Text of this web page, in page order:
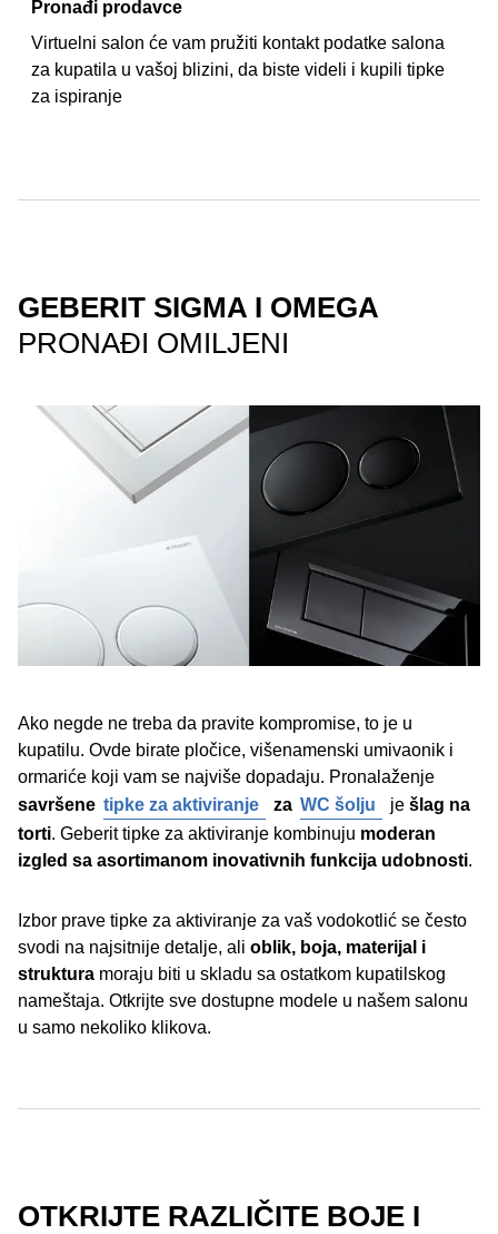
Pronađi prodavce
Virtuelni salon će vam pružiti kontakt podatke salona
za kupatila u vašoj blizini, da biste videli i kupili tipke
za ispiranje
GEBERIT SIGMA I OMEGA
PRONAĐI OMILJENI
Ako negde ne treba da pravite kompromise, to je u
kupatilu. Ovde birate pločice, višenamenski umivaonik i
ormariće koji vam se najviše dopadaju. Pronalaženje
savršene tipke za aktiviranje za WC šolju je šlag na
torti. Geberit tipke za aktiviranje kombinuju moderan
izgled sa asortimanom inovativnih funkcija udobnosti.
Izbor prave tipke za aktiviranje za vaš vodokotlić se često
svodi na najsitnije detalje, ali oblik, boja, materijal i
struktura moraju biti u skladu sa ostatkom kupatilskog
nameštaja. Otkrijte sve dostupne modele u našem salonu
u samo nekoliko klikova.
OTKRIJTE RAZLIČITE BOJE I